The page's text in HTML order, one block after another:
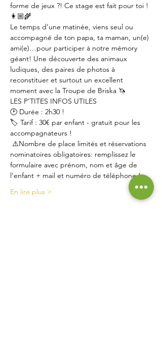
forme de jeux ?! Ce stage est fait pour toi !
👩🏼‍🌾
Le temps d’une matinée, viens seul ou
accompagné de ton papa, ta maman, un(e)
ami(e)…pour participer à notre mémory
géant! Une découverte des animaux
ludiques, des paires de photos à
reconstituer et surtout un excellent
moment avec la Troupe de Briska 🦄
LES P’TITES INFOS UTILES
🕑 Durée : 2h30 !
🏷 Tarif : 30€ par enfant - gratuit pour les
accompagnateurs !
⚠️Nombre de place limités et réservations
nominatoires obligatoires: remplissez le
formulaire avec prénom, nom et âge de
l'enfant + mail et numéro de téléphone !
En lire plus >